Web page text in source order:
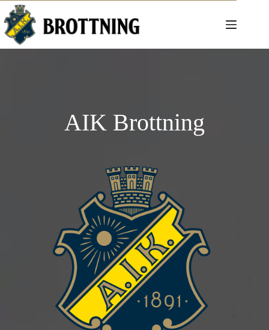
Hoppa
till
innehåll
AIK Brottning